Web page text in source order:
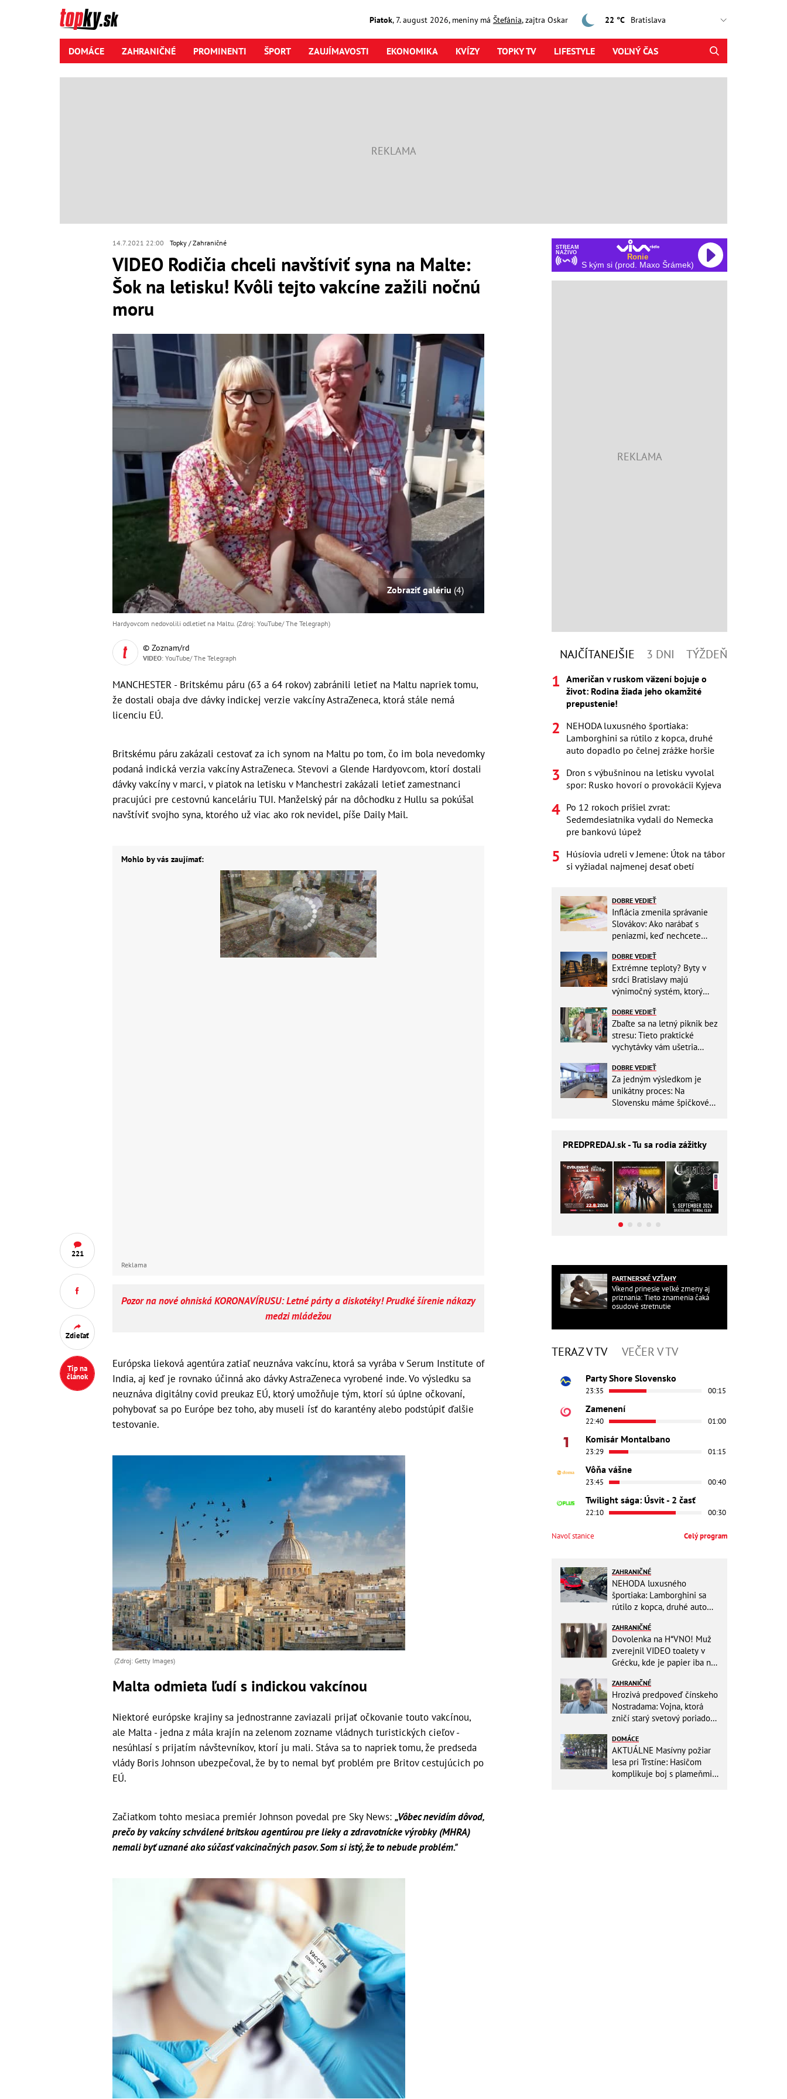
Piatok,7. august2026, meniny má Štefánia, zajtra Oskar 22 °C
DOMÁCE ZAHRANIČNÉ PROMINENTI ŠPORT ZAUJÍMAVOSTI EKONOMIKA KVÍZY TOPKY TV LIFESTYLE VOĽNÝ ČAS
14.7.2021 22:00 Topky Zahraničné
VIDEO Rodičia chceli navštíviť syna na Malte:
Šok na letisku! Kvôli tejto vakcíne zažili nočnú
moru
221
Zdieľať
Tip na
článok
Zobraziť galériu (4)
Hardyovcom nedovolili odletieť na Maltu. (Zdroj: YouTube/ The Telegraph)
© Zoznam/rd
VIDEO: YouTube/ The Telegraph
MANCHESTER - Britskému páru (63 a 64 rokov) zabránili letieť na Maltu napriek tomu,
že dostali obaja dve dávky indickej verzie vakcíny AstraZeneca, ktorá stále nemá
licenciu EÚ.
Britskému páru zakázali cestovať za ich synom na Maltu po tom, čo im bola nevedomky
podaná indická verzia vakcíny AstraZeneca. Stevovi a Glende Hardyovcom, ktorí dostali
dávky vakcíny v marci, v piatok na letisku v Manchestri zakázali letieť zamestnanci
pracujúci pre cestovnú kanceláriu TUI. Manželský pár na dôchodku z Hullu sa pokúšal
navštíviť svojho syna, ktorého už viac ako rok nevidel, píše Daily Mail.
Mohlo by vás zaujímať:
Reklama
Pozor na nové ohniská KORONAVÍRUSU: Letné párty a diskotéky! Prudké šírenie nákazy
medzi mládežou
Európska lieková agentúra zatiaľ neuznáva vakcínu, ktorá sa vyrába v Serum Institute of
India, aj keď je rovnako účinná ako dávky AstraZeneca vyrobené inde. Vo výsledku sa
neuznáva digitálny covid preukaz EÚ, ktorý umožňuje tým, ktorí sú úplne očkovaní,
pohybovať sa po Európe bez toho, aby museli ísť do karantény alebo podstúpiť ďalšie
testovanie.
(Zdroj: Getty Images)
Malta odmieta ľudí s indickou vakcínou
Niektoré európske krajiny sa jednostranne zaviazali prijať očkovanie touto vakcínou,
ale Malta - jedna z mála krajín na zelenom zozname vládnych turistických cieľov -
nesúhlasí s prijatím návštevníkov, ktorí ju mali. Stáva sa to napriek tomu, že predseda
vlády Boris Johnson ubezpečoval, že by to nemal byť problém pre Britov cestujúcich po
EÚ.
Začiatkom tohto mesiaca premiér Johnson povedal pre Sky News: „Vôbec nevidím dôvod,
prečo by vakcíny schválené britskou agentúrou pre lieky a zdravotnícke výrobky (MHRA)
nemali byť uznané ako súčasť vakcinačných pasov. Som si istý, že to nebude problém."
STREAM
NAŽIVO
Ronie
S kým si (prod. Maxo Šrámek)
NAJČÍTANEJŠIE 3 DNI TÝŽDEŇ
Američan v ruskom väzení bojuje o
život: Rodina žiada jeho okamžité
prepustenie!
NEHODA luxusného športiaka:
Lamborghini sa rútilo z kopca, druhé
auto dopadlo po čelnej zrážke horšie
Dron s výbušninou na letisku vyvolal
spor: Rusko hovorí o provokácii Kyjeva
Po 12 rokoch prišiel zvrat:
Sedemdesiatnika vydali do Nemecka
pre bankovú lúpež
Húsíovia udreli v Jemene: Útok na tábor
si vyžiadal najmenej desať obetí
DOBRE VEDIEŤ
Inflácia zmenila správanie
Slovákov: Ako narábať s
peniazmi, keď nechcete
DOBRE VEDIEŤ
Extrémne teploty? Byty v
srdci Bratislavy majú
výnimočný systém, ktorý
DOBRE VEDIEŤ
Zbaľte sa na letný piknik bez
stresu: Tieto praktické
vychytávky vám ušetria
DOBRE VEDIEŤ
Za jedným výsledkom je
unikátny proces: Na
Slovensku máme špičkové
PREDPREDAJ.sk - Tu sa rodia zážitky
PARTNERSKÉ VZŤAHY
Víkend prinesie veľké zmeny aj
priznania: Tieto znamenia čaká
osudové stretnutie
TERAZ V TV VEČER V TV
Party Shore Slovensko
23:35 00:15
Zamenení
22:40 01:00
Komisár Montalbano
23:29 01:15
Vôňa vášne
23:45 00:40
Twilight sága: Úsvit - 2 časť
22:10 00:30
Navoľ stanice Celý program
ZAHRANIČNÉ
NEHODA luxusného
športiaka: Lamborghini sa
rútilo z kopca, druhé auto
horšie
ZAHRANIČNÉ
Dovolenka na H*VNO! Muž
zverejnil VIDEO toalety v
Grécku, kde je papier iba na
do kuchyne
ZAHRANIČNÉ
Hrozivá predpoveď čínskeho
Nostradama: Vojna, ktorá
zničí starý svetový poriadok!
DOMÁCE
AKTUÁLNE Masívny požiar
lesa pri Trstíne: Hasičom
komplikuje boj s plameňmi